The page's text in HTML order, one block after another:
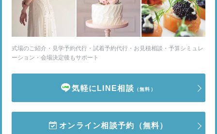
式場のご紹介・見学予約代行・試着予約代行・お見積相談・予算シミュレ
ーション・会場決定後もサポート
気軽にLINE相談 （無料）
オンライン相談予約 （無料）